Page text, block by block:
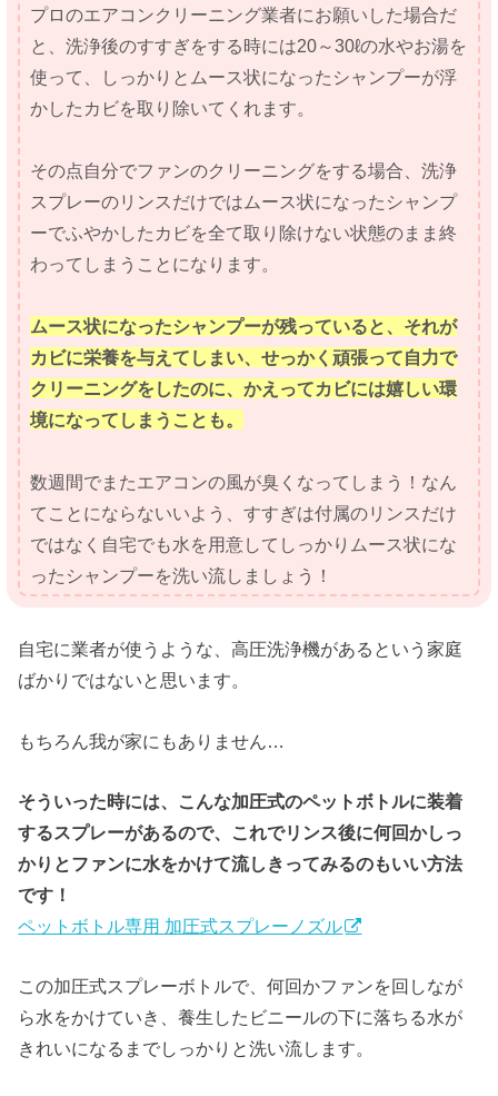
プロのエアコンクリーニング業者にお願いした場合だ
と、洗浄後のすすぎをする時には20～30ℓの水やお湯を
使って、しっかりとムース状になったシャンプーが浮
かしたカビを取り除いてくれます。
その点自分でファンのクリーニングをする場合、洗浄
スプレーのリンスだけではムース状になったシャンプ
ーでふやかしたカビを全て取り除けない状態のまま終
わってしまうことになります。
ムース状になったシャンプーが残っていると、それが
カビに栄養を与えてしまい、せっかく頑張って自力で
クリーニングをしたのに、かえってカビには嬉しい環
境になってしまうことも。
数週間でまたエアコンの風が臭くなってしまう！なん
てことにならないいよう、すすぎは付属のリンスだけ
ではなく自宅でも水を用意してしっかりムース状にな
ったシャンプーを洗い流しましょう！
自宅に業者が使うような、高圧洗浄機があるという家庭
ばかりではないと思います。
もちろん我が家にもありません…
そういった時には、こんな加圧式のペットボトルに装着
するスプレーがあるので、これでリンス後に何回かしっ
かりとファンに水をかけて流しきってみるのもいい方法
です！
ペットボトル専用 加圧式スプレーノズル
この加圧式スプレーボトルで、何回かファンを回しなが
ら水をかけていき、養生したビニールの下に落ちる水が
きれいになるまでしっかりと洗い流します。